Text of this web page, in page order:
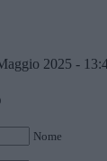
2025 -
Nome